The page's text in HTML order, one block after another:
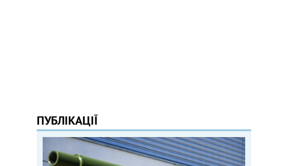
ПУБЛІКАЦІЇ